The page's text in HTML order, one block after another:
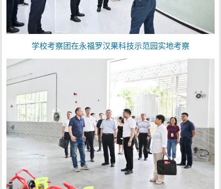
学校考察团在永福罗汉果科技示范园实地考察